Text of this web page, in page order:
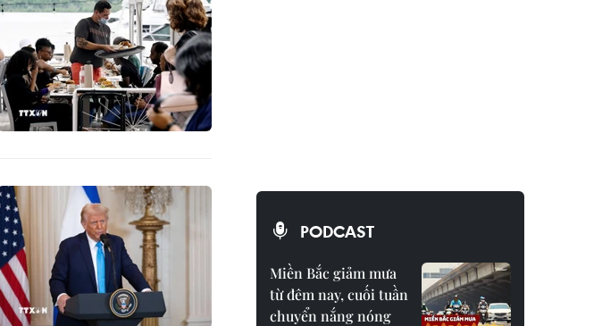
PODCAST
Miền Bắc giảm mưa
từ đêm nay, cuối tuần
chuyển nắng nóng